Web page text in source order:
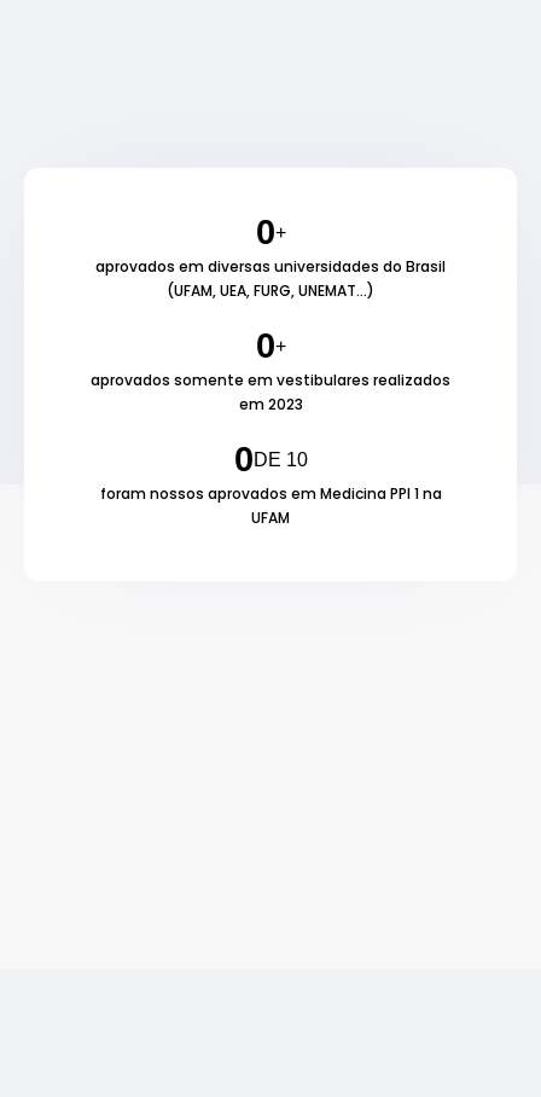
0+
aprovados em diversas universidades do Brasil
(UFAM, UEA, FURG, UNEMAT...)
0+
aprovados somente em vestibulares realizados
em 2023
0DE 10
foram nossos aprovados em Medicina PPI 1 na
UFAM